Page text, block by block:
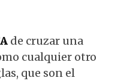
de cruzar una
cualquier otro
que son el